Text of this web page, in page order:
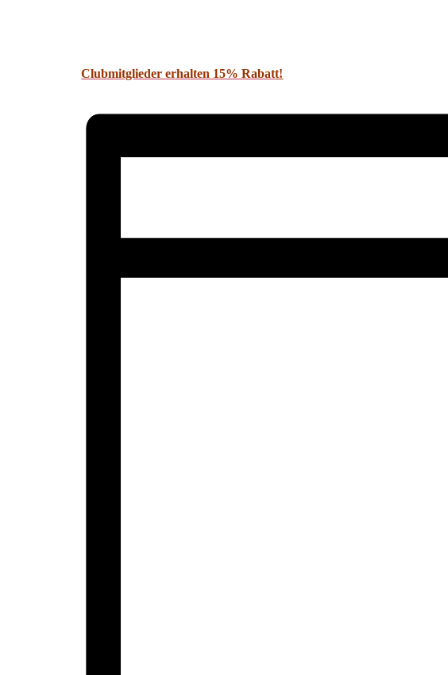
Clubmitglieder erhalten 15% Rabatt!